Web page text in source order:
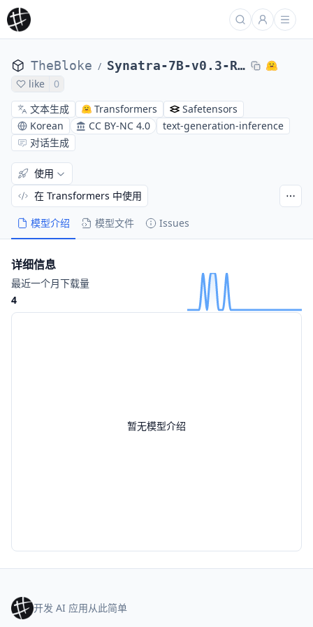
TheBloke / Synatra-7B-v0.3-RP-AWQ
like
0
文本生成
Transformers
Safetensors
Korean
CC BY-NC 4.0
text-generation-inference
对话生成
模型介绍 模型文件 Issues
使用
在 Transformers 中使用
暂无模型介绍
详细信息
最近一个月下载量
4
开发 AI 应用从此简单